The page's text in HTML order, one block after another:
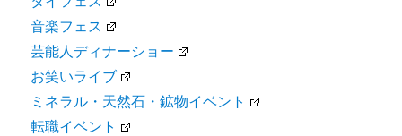
音楽フェス
芸能人ディナーショー
お笑いライブ
ミネラル・天然石・鉱物イベント
転職イベント